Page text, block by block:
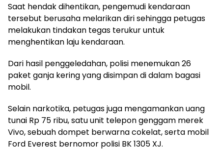
Saat hendak dihentikan, pengemudi kendaraan
tersebut berusaha melarikan diri sehingga petugas
melakukan tindakan tegas terukur untuk
menghentikan laju kendaraan.
Dari hasil penggeledahan, polisi menemukan 26
paket ganja kering yang disimpan di dalam bagasi
mobil.
Selain narkotika, petugas juga mengamankan uang
tunai Rp 75 ribu, satu unit telepon genggam merek
Vivo, sebuah dompet berwarna cokelat, serta mobil
Ford Everest bernomor polisi BK 1305 XJ.